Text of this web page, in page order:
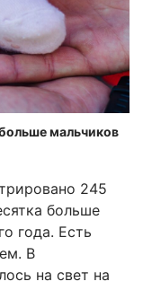
мальчиков
245
больше
года. Есть
В
на свет на